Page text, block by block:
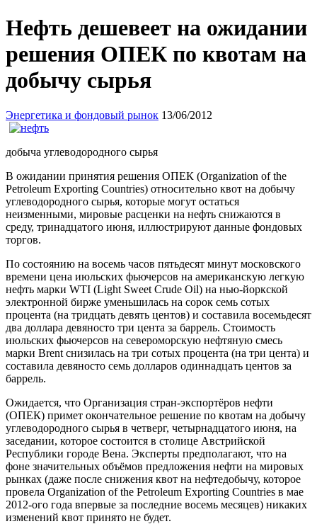
Нефть дешевеет на ожидании
решения ОПЕК по квотам на
добычу сырья
Энергетика и фондовый рынок 13/06/2012
добыча углеводородного сырья
В ожидании принятия решения ОПЕК (Organization of the
Petroleum Exporting Countries) относительно квот на добычу
углеводородного сырья, которые могут остаться
неизменными, мировые расценки на нефть снижаются в
среду, тринадцатого июня, иллюстрируют данные фондовых
торгов.
По состоянию на восемь часов пятьдесят минут московского
времени цена июльских фьючерсов на американскую легкую
нефть марки WTI (Light Sweet Crude Oil) на нью-йоркской
электронной бирже уменьшилась на сорок семь сотых
процента (на тридцать девять центов) и составила восемьдесят
два доллара девяносто три цента за баррель. Стоимость
июльских фьючерсов на североморскую нефтяную смесь
марки Brent снизилась на три сотых процента (на три цента) и
составила девяносто семь долларов одиннадцать центов за
баррель.
Ожидается, что Организация стран-экспортёров нефти
(ОПЕК) примет окончательное решение по квотам на добычу
углеводородного сырья в четверг, четырнадцатого июня, на
заседании, которое состоится в столице Австрийской
Республики городе Вена. Эксперты предполагают, что на
фоне значительных объёмов предложения нефти на мировых
рынках (даже после снижения квот на нефтедобычу, которое
провела Organization of the Petroleum Exporting Countries в мае
2012-ого года впервые за последние восемь месяцев) никаких
изменений квот принято не будет.